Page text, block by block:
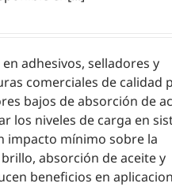
adhesivos, selladores y
comerciales de calidad
bajos de absorción de
los niveles de carga en
impacto mínimo sobre la
absorción de aceite y
beneficios en